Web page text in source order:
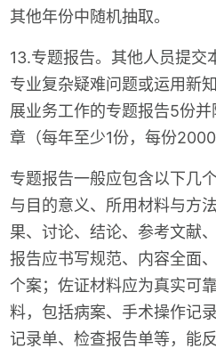
其他年份中随机抽取。
13.专题报告。其他人员提交
专业复杂疑难问题或运用新
展业务工作的专题报告5份
章（每年至少1份，每份2000
专题报告一般应包含以下几
与目的意义、所用材料与方
果、讨论、结论、参考文献
报告应书写规范、内容全面
个案；佐证材料应为真实可
料，包括病案、手术操作记
记录单、检查报告单等，能